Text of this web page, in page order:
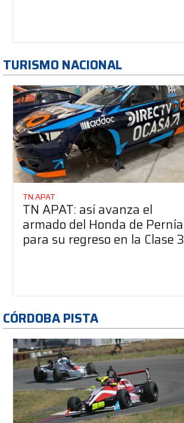
TURISMO NACIONAL
TN APAT
TN APAT: así avanza el
armado del Honda de Pernía
para su regreso en la Clase 3
CÓRDOBA PISTA